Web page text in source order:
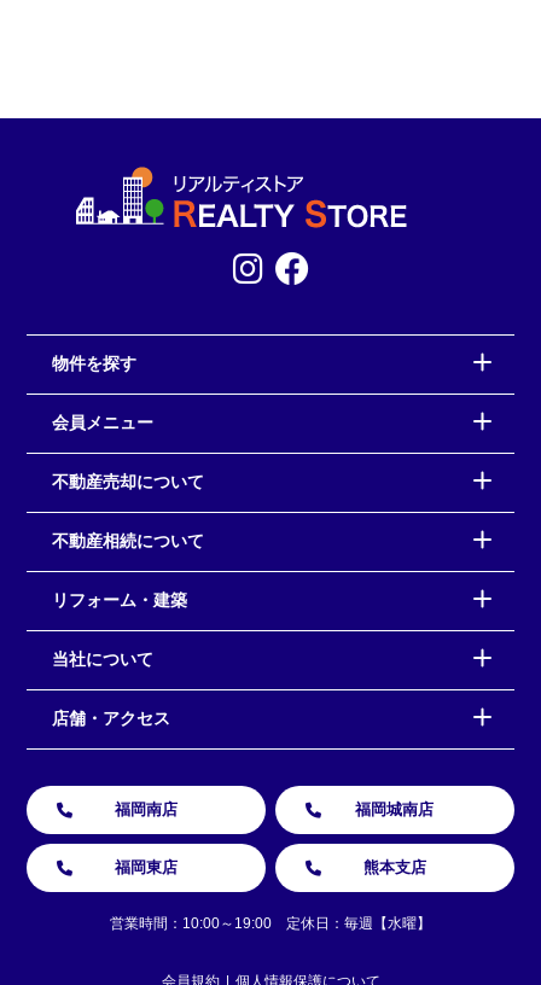
物件を探す
会員メニュー
不動産売却について
不動産相続について
リフォーム・建築
当社について
店舗・アクセス
福岡南店 福岡城南店
福岡東店 熊本支店
営業時間：10:00～19:00 定休日：毎週【水曜】